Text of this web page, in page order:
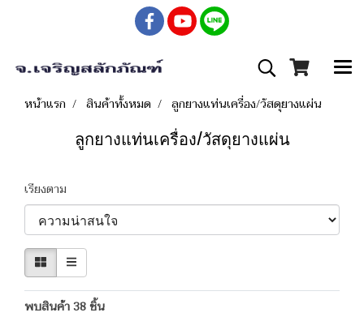
หน้าแรก สินค้าทั้งหมด ลูกยางแท่นเครื่อง/วัสดุยางแผ่น
ลูกยางแท่นเครื่อง/วัสดุยางแผ่น
เรียงตาม
พบสินค้า 38 ชิ้น